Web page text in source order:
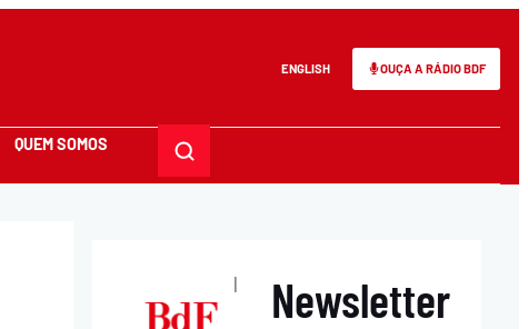
ENGLISH OUÇA A RÁDIO BDF
QUEM SOMOS
| Newsletter